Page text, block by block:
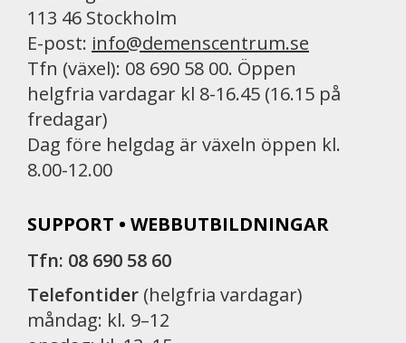
113 46 Stockholm
E-post: info@demenscentrum.se
Tfn (växel): 08 690 58 00. Öppen
helgfria vardagar kl 8-16.45 (16.15 på
fredagar)
Dag före helgdag är växeln öppen kl.
8.00-12.00
SUPPORT • WEBBUTBILDNINGAR
Tfn: 08 690 58 60
Telefontider (helgfria vardagar)
måndag: kl. 9–12